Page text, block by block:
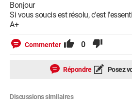
Bonjour
Si vous soucis est résolu, c'est
A+
Commenter 0
Répondre Posez
Discussions similaires